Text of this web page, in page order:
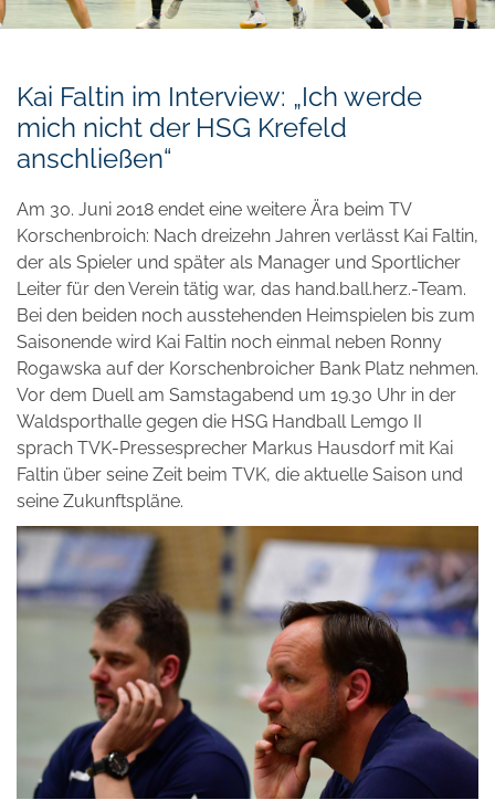
Kai Faltin im Interview: „Ich werde
mich nicht der HSG Krefeld
anschließen“
Am 30. Juni 2018 endet eine weitere Ära beim TV
Korschenbroich: Nach dreizehn Jahren verlässt Kai Faltin,
der als Spieler und später als Manager und Sportlicher
Leiter für den Verein tätig war, das hand.ball.herz.-Team.
Bei den beiden noch ausstehenden Heimspielen bis zum
Saisonende wird Kai Faltin noch einmal neben Ronny
Rogawska auf der Korschenbroicher Bank Platz nehmen.
Vor dem Duell am Samstagabend um 19.30 Uhr in der
Waldsporthalle gegen die HSG Handball Lemgo II
sprach TVK-Pressesprecher Markus Hausdorf mit Kai
Faltin über seine Zeit beim TVK, die aktuelle Saison und
seine Zukunftspläne.